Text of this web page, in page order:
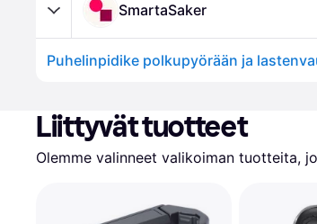
SmartaSaker
Puhelinpidike polkupyörään ja
Liittyvät tuotteet
Olemme valinneet valikoiman tuotteita,